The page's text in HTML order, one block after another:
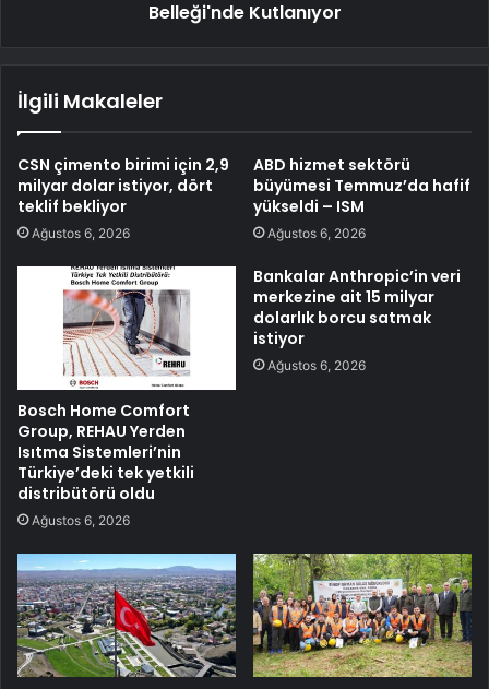
Belleği'nde Kutlanıyor
İlgili Makaleler
CSN çimento birimi için 2,9
milyar dolar istiyor, dört
teklif bekliyor
Ağustos 6, 2026
ABD hizmet sektörü
büyümesi Temmuz’da hafif
yükseldi – ISM
Ağustos 6, 2026
Bosch Home Comfort
Group, REHAU Yerden
Isıtma Sistemleri’nin
Türkiye’deki tek yetkili
distribütörü oldu
Ağustos 6, 2026
Bankalar Anthropic’in veri
merkezine ait 15 milyar
dolarlık borcu satmak
istiyor
Ağustos 6, 2026